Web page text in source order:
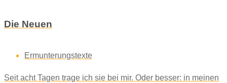
Die Neuen
Ermunterungstexte
Seit acht Tagen trage ich sie bei mir. Oder besser: in meinen